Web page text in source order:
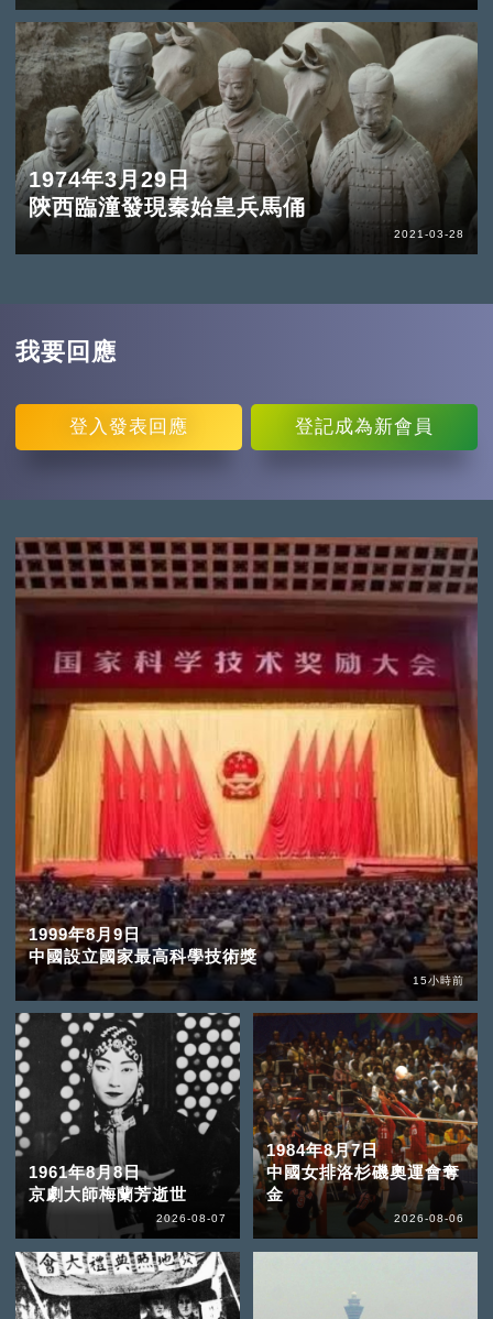
1974年3月29日
陝西臨潼發現秦始皇兵馬俑
2021-03-28
我要回應
登入 發表回應 登記成為新會員
1999年8月9日
中國設立國家最高科學技術獎
15小時前
1961年8月8日
京劇大師梅蘭芳逝世
2026-08-07
1984年8月7日
中國女排洛杉磯奧運會奪
金
2026-08-06